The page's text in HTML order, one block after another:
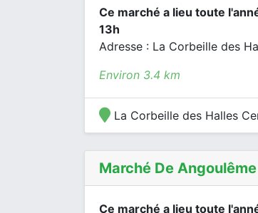
Ce marché a lieu toute
13h
Adresse : La Corbeille des
Environ 3.4 km
La Corbeille des Halles
Marché De Angoulême
Ce marché a lieu toute